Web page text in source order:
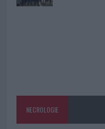
NECROLOGIE